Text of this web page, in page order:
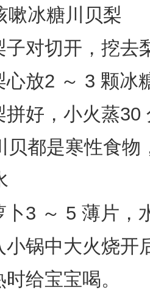
冰糖川贝梨
切开，挖去
2 ～ 3 颗冰
，小火蒸30
是寒性食物
～ 5 薄片，
中大火烧开
宝宝喝。